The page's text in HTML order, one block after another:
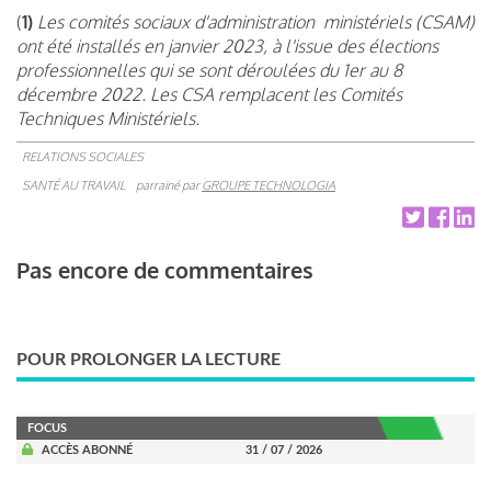
(1) Les comités sociaux d'administration ministériels (CSAM)
ont été installés en janvier 2023, à l'issue des élections
professionnelles qui se sont déroulées du 1er au 8
décembre 2022. Les CSA remplacent les Comités
Techniques Ministériels.
RELATIONS SOCIALES
SANTÉ AU TRAVAIL
parrainé parGROUPE TECHNOLOGIA
Pas encore de commentaires
POUR PROLONGER LA LECTURE
FOCUS
ACCÈS ABONNÉ
31 / 07 / 2026